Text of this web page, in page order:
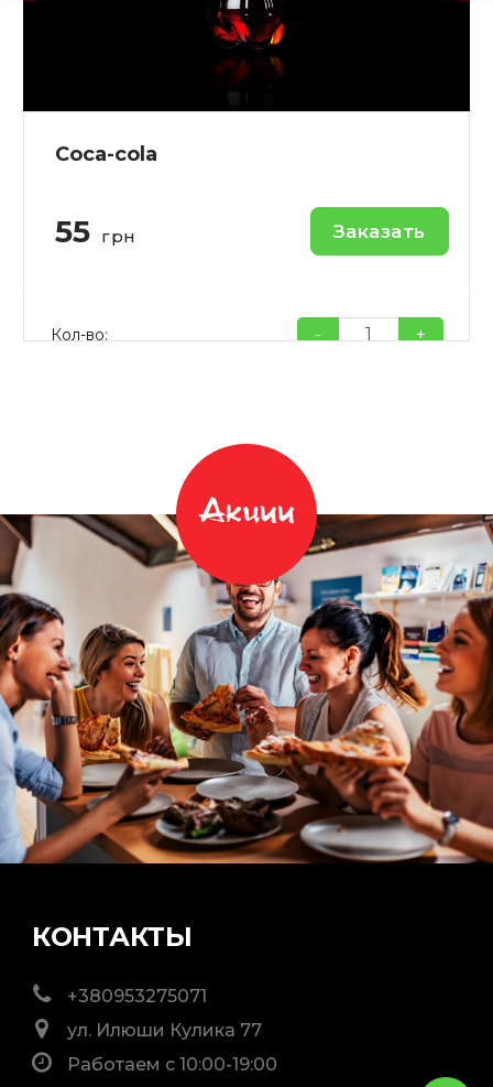
Coca-cola
55 грн Заказать
Кол-во: - +
Акции
КОНТАКТЫ
+380953275071
ул. Илюши Кулика 77
Работаем с 10:00-19:00